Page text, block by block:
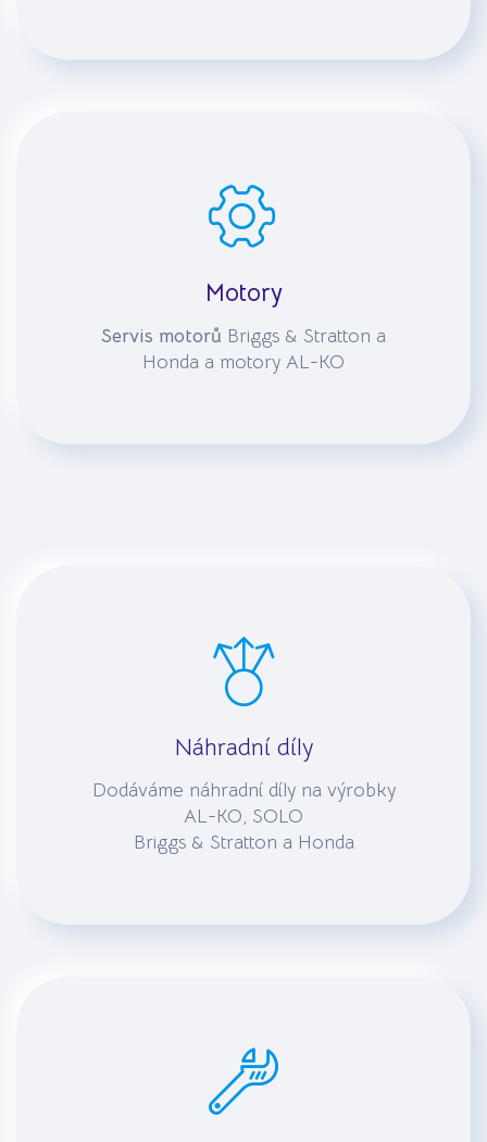
Motory
Servis motorů Briggs & Stratton a
Honda a motory AL-KO
Náhradní díly
Dodáváme náhradní díly na výrobky
AL-KO, SOLO
Briggs & Stratton a Honda